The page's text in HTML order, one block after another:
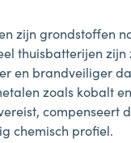
zijn grondstoffen
thuisbatterijen
en brandveiliger
zoals kobalt
compenseert
chemisch profiel.